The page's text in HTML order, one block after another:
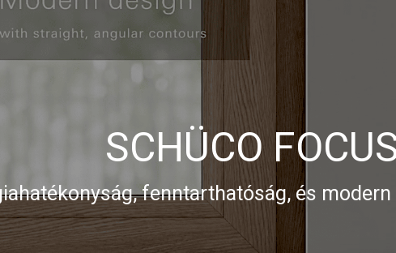
SCHÜCO FOCUSING
fenntarthatóság, és modern